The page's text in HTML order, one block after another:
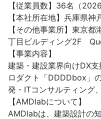
【従業員数】36名（
【本社所在地】兵庫県
【その他事業所】東京
丁目ビルディング2F　
【事業内容】
建築・建設業界向けDX
ロダクト「DDDDbox」
発・ITコンサルティング
【AMDlabについて】
AMDlabは、建築設計の